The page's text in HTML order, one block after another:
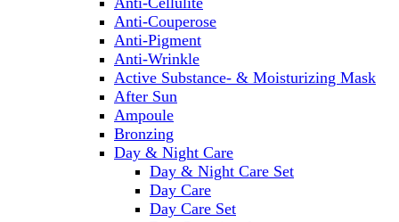
Anti-Couperose
Anti-Pigment
Anti-Wrinkle
Active Substance- & Moisturizing Mask
After Sun
Ampoule
Bronzing
Day & Night Care
Day & Night Care Set
Day Care
Day Care Set